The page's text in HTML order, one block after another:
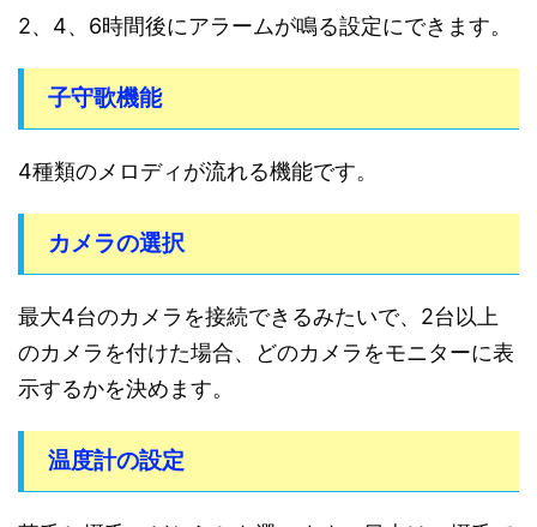
2、4、6時間後にアラームが鳴る設定にできます。
子守歌機能
4種類のメロディが流れる機能です。
カメラの選択
最大4台のカメラを接続できるみたいで、2台以上
のカメラを付けた場合、どのカメラをモニターに表
示するかを決めます。
温度計の設定